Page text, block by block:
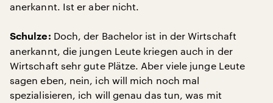
anerkannt. Ist er aber nicht.
Schulze: Doch, der Bachelor ist in der Wirtschaft
anerkannt, die jungen Leute kriegen auch in der
Wirtschaft sehr gute Plätze. Aber viele junge Leute
sagen eben, nein, ich will mich noch mal
spezialisieren, ich will genau das tun, was mit